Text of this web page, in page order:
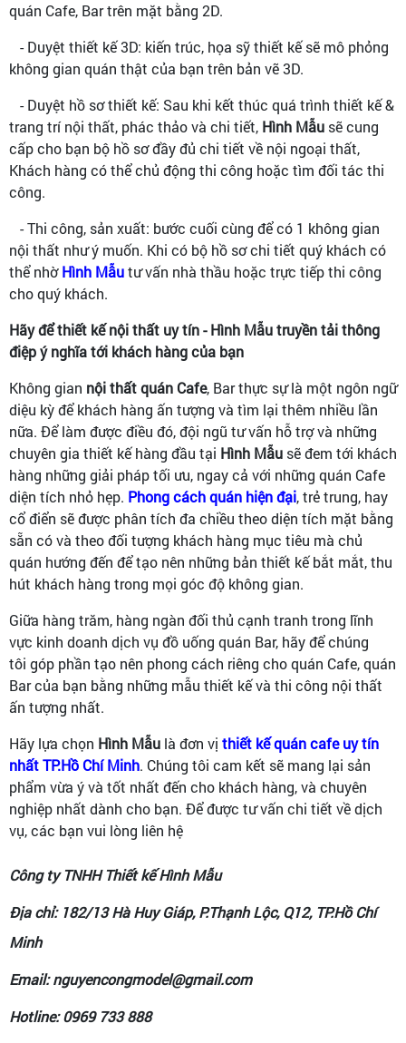
quán Cafe, Bar trên mặt bằng 2D.
- Duyệt thiết kế 3D: kiến trúc, họa sỹ thiết kế sẽ mô phỏng
không gian quán thật của bạn trên bản vẽ 3D.
- Duyệt hồ sơ thiết kế: Sau khi kết thúc quá trình thiết kế &
trang trí nội thất, phác thảo và chi tiết, Hình Mẫu sẽ cung
cấp cho bạn bộ hồ sơ đầy đủ chi tiết về nội ngoại thất,
Khách hàng có thể chủ động thi công hoặc tìm đối tác thi
công.
- Thi công, sản xuất: bước cuối cùng để có 1 không gian
nội thất như ý muốn. Khi có bộ hồ sơ chi tiết quý khách có
thể nhờHình Mẫutư vấn nhà thầu hoặc trực tiếp thi công
cho quý khách.
Hãy để thiết kế nội thất uy tín - Hình Mẫu truyền tải thông
điệp ý nghĩa tới khách hàng của bạn
Không gian nội thất quán Cafe, Bar thực sự là một ngôn ngữ
diệu kỳ để khách hàng ấn tượng và tìm lại thêm nhiều lần
nữa. Để làm được điều đó, đội ngũ tư vấn hỗ trợ và những
chuyên gia thiết kế hàng đầu tại Hình Mẫu sẽ đem tới khách
hàng những giải pháp tối ưu, ngay cả với những quán Cafe
diện tích nhỏ hẹp. Phong cách quán hiện đại, trẻ trung, hay
cổ điển sẽ được phân tích đa chiều theo diện tích mặt bằng
sẵn có và theo đối tượng khách hàng mục tiêu mà chủ
quán hướng đến để tạo nên những bản thiết kế bắt mắt, thu
hút khách hàng trong mọi góc độ không gian.
Giữa hàng trăm, hàng ngàn đối thủ cạnh tranh trong lĩnh
vực kinh doanh dịch vụ đồ uống quán Bar, hãy để chúng
tôi góp phần tạo nên phong cách riêng cho quán Cafe, quán
Bar của bạn bằng những mẫu thiết kế và thi công nội thất
ấn tượng nhất.
Hãy lựa chọn Hình Mẫu là đơn vị thiết kế quán cafe uy tín
nhất TP.Hồ Chí Minh. Chúng tôi cam kết sẽ mang lại sản
phẩm vừa ý và tốt nhất đến cho khách hàng, và chuyên
nghiệp nhất dành cho bạn. Để được tư vấn chi tiết về dịch
vụ, các bạn vui lòng liên hệ
Công ty TNHH Thiết kế Hình Mẫu
Địa chỉ: 182/13 Hà Huy Giáp, P.Thạnh Lộc, Q12, TP.Hồ Chí
Minh
Email: nguyencongmodel@gmail.com
Hotline: 0969 733 888